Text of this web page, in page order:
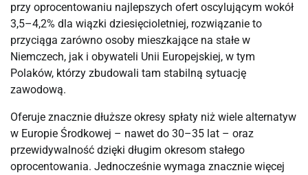
przy oprocentowaniu najlepszych ofert oscylującym wokół
3,5–4,2% dla wiązki dziesięcioletniej, rozwiązanie to
przyciąga zarówno osoby mieszkające na stałe w
Niemczech, jak i obywateli Unii Europejskiej, w tym
Polaków, którzy zbudowali tam stabilną sytuację
zawodową.
Oferuje znacznie dłuższe okresy spłaty niż wiele alternatyw
w Europie Środkowej – nawet do 30–35 lat – oraz
przewidywalność dzięki długim okresom stałego
oprocentowania. Jednocześnie wymaga znacznie więcej